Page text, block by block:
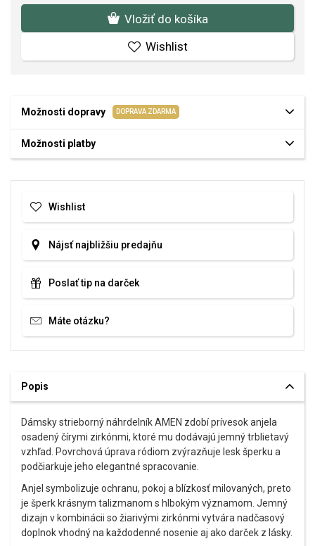
Vložiť do košíka
Wishlist
Možnosti dopravy DOPRAVA ZDARMA
Možnosti platby
Wishlist
Nájsť najbližšiu predajňu
Poslať tip na darček
Máte otázku?
Popis
Dámsky strieborný náhrdelník AMEN zdobí prívesok anjela
osadený čírymi zirkónmi, ktoré mu dodávajú jemný trblietavý
vzhľad. Povrchová úprava ródiom zvýrazňuje lesk šperku a
podčiarkuje jeho elegantné spracovanie.
Anjel symbolizuje ochranu, pokoj a blízkosť milovaných, preto
je šperk krásnym talizmanom s hlbokým významom. Jemný
dizajn v kombinácii so žiarivými zirkónmi vytvára nadčasový
doplnok vhodný na každodenné nosenie aj ako darček z lásky.